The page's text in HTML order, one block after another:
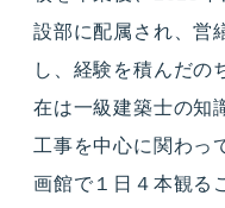
設部に配属され、営
し、経験を積んだの
在は一級建築士の知
工事を中心に関わっ
画館で１日４本観る